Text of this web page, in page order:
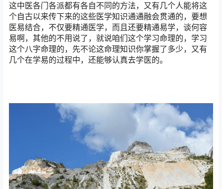
这中医各门各派都有各自不同的方法，又有几个人能将这
个自古以来传下来的这些医学知识通通融会贯通的，要想
医易结合，不仅要精通医学，而且还要精通易学，谈何容
易啊，其他的不用说了，就说咱们这个学习命理的，学习
这个八字命理的，先不论这命理知识你掌握了多少，又有
几个在学易的过程中，还能够认真去学医的。